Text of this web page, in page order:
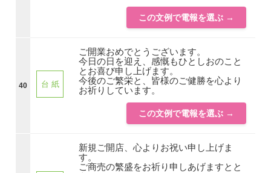
この文例で電報を選ぶ →
40 台 紙
ご開業おめでとうございます。
今日の日を迎え、感慨もひとしおのこと
とお喜び申し上げます。
今後のご繁栄と、皆様のご健勝を心より
お祈りしています。
この文例で電報を選ぶ →
新規ご開店、心よりお祝い申し上げま
す。
ご商売の繁盛をお祈り申しあげますとと